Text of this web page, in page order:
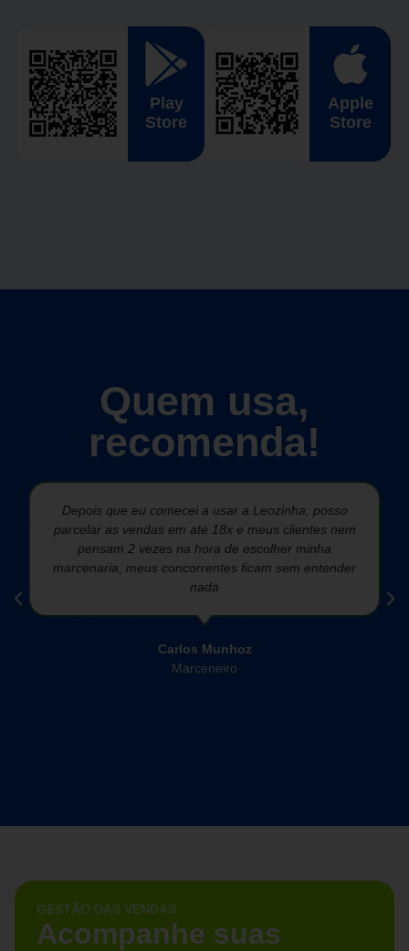
Play
Store
Apple
Store
Quem usa,
recomenda!
Depois que eu comecei a usar a Leozinha, posso
parcelar as vendas em até 18x e meus clientes nem
pensam 2 vezes na hora de escolher minha
marcenaria, meus concorrentes ficam sem entender
nada
Carlos Munhoz
Marceneiro
GESTÃO DAS VENDAS
Acompanhe suas